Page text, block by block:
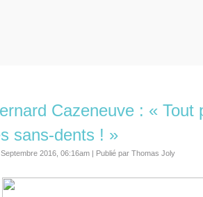
Cazeneuve : «
sans-dents ! »
2016, 06:16am | Publié par Thomas Joly